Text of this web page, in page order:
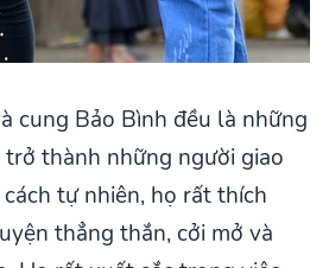
cung Bảo Bình đều là những
trở thành những người giao
tự nhiên, họ rất thích
thẳng thắn, cởi mở và